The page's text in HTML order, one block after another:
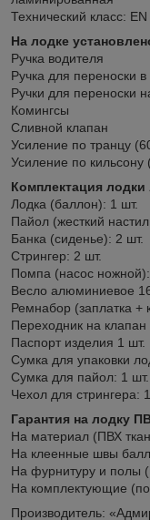
Технический класс:
На лодке
Ручка водителя
Ручка для переноски
Ручки для переноски
Комингсы
Сливной клапан
Усиление по транцу
Усиление по
Комплектация
Лодка (баллон): 1 шт.
Пайол (жесткий
Банка (сиденье): 2 шт.
Стрингер: 2 шт.
Помпа (насос
Весло алюминиевое
Ремнабор (заплатка +
Переходник на клапан
Паспорт изделия 1 шт.
Сумка для упаковки
Сумка для пайол: 1 шт.
Чехол для стрингера:
Гарантия на лодку
На материал (ПВХ
На клеенные швы
На фурнитуру и полы
На комплектующие
Производитель: